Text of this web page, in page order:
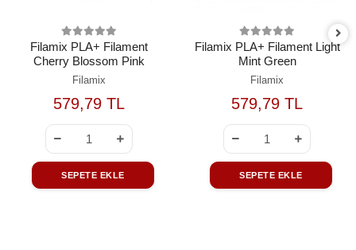
Filamix PLA+ Filament
Cherry Blossom Pink
Filamix
579,79 TL
SEPETE EKLE
Filamix PLA+ Filament Light
Mint Green
Filamix
579,79 TL
SEPETE EKLE